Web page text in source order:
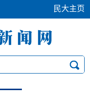
民大主页